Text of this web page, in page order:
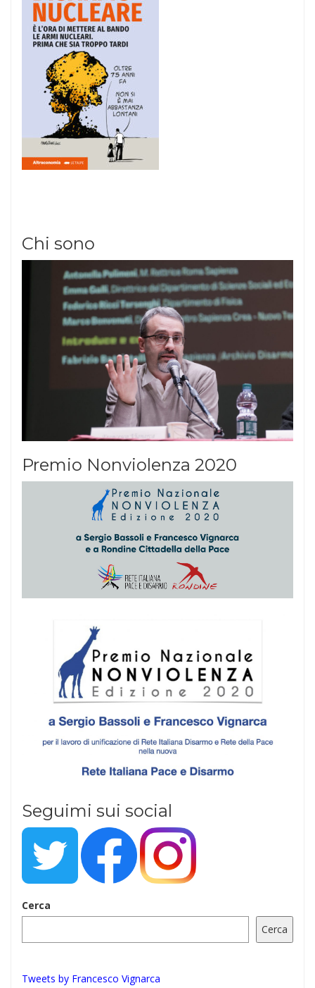
Chi sono
Premio Nonviolenza 2020
Seguimi sui social
Cerca
Cerca
Tweets by Francesco Vignarca